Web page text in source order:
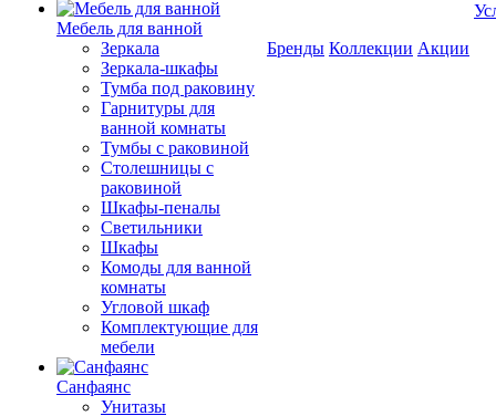
Мебель для ванной
Зеркала
Зеркала-шкафы
Тумба под раковину
Гарнитуры для
ванной комнаты
Тумбы с раковиной
Столешницы с
раковиной
Шкафы-пеналы
Светильники
Шкафы
Комоды для ванной
комнаты
Угловой шкаф
Комплектующие для
мебели
Санфаянс
Унитазы
Бренды Коллекции Акции